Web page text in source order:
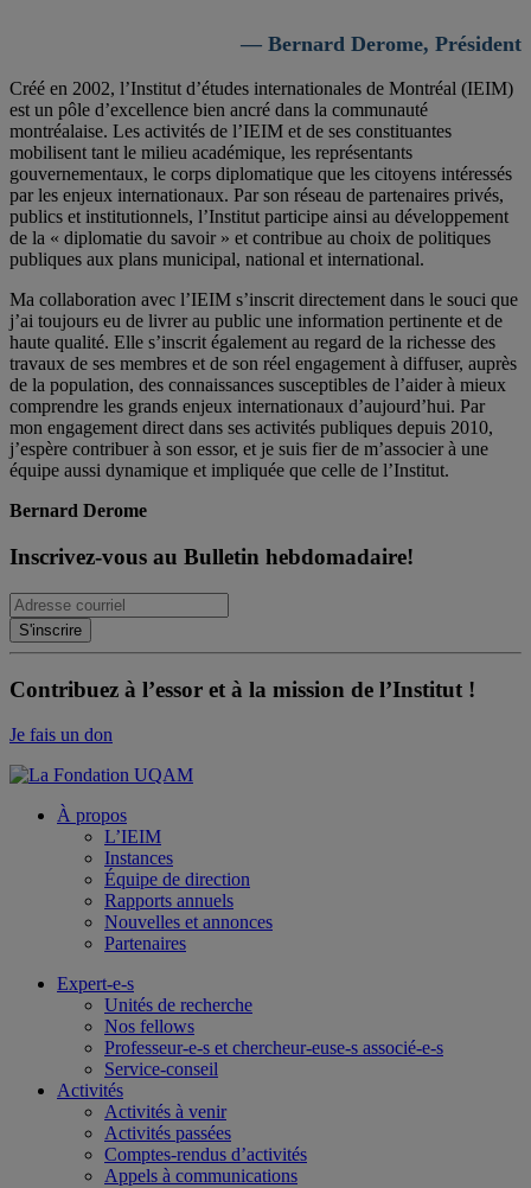
— Bernard Derome, Président
Créé en 2002, l’Institut d’études internationales de Montréal (IEIM)
est un pôle d’excellence bien ancré dans la communauté
montréalaise. Les activités de l’IEIM et de ses constituantes
mobilisent tant le milieu académique, les représentants
gouvernementaux, le corps diplomatique que les citoyens intéressés
par les enjeux internationaux. Par son réseau de partenaires privés,
publics et institutionnels, l’Institut participe ainsi au développement
de la « diplomatie du savoir » et contribue au choix de politiques
publiques aux plans municipal, national et international.
Ma collaboration avec l’IEIM s’inscrit directement dans le souci que
j’ai toujours eu de livrer au public une information pertinente et de
haute qualité. Elle s’inscrit également au regard de la richesse des
travaux de ses membres et de son réel engagement à diffuser, auprès
de la population, des connaissances susceptibles de l’aider à mieux
comprendre les grands enjeux internationaux d’aujourd’hui. Par
mon engagement direct dans ses activités publiques depuis 2010,
j’espère contribuer à son essor, et je suis fier de m’associer à une
équipe aussi dynamique et impliquée que celle de l’Institut.
Bernard Derome
Inscrivez-vous au Bulletin hebdomadaire!
Contribuez à l’essor et à la mission de l’Institut !
Je fais un don
À propos
L’IEIM
Instances
Équipe de direction
Rapports annuels
Nouvelles et annonces
Partenaires
Expert-e-s
Unités de recherche
Nos fellows
Professeur-e-s et chercheur-euse-s associé-e-s
Service-conseil
Activités
Activités à venir
Activités passées
Comptes-rendus d’activités
Appels à communications